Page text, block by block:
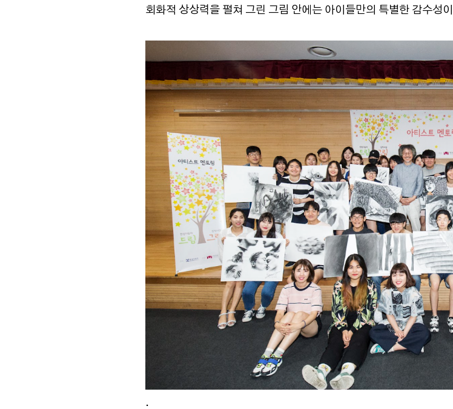
회화적 상상력을 펼쳐 그린 그림 안에는 아이들만의 특별한 감수성
.